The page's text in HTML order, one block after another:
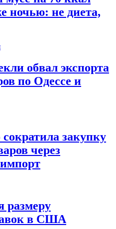
ночью: не диета,
обвал экспорта
по Одессе и
закупку
через
размеру
в США